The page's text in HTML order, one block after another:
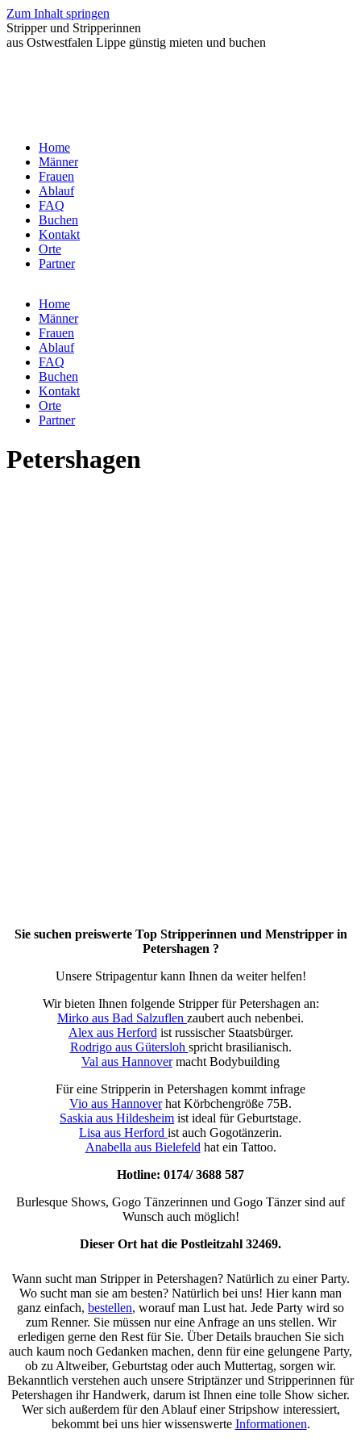
Zum Inhalt springen
Stripper und Stripperinnen
aus Ostwestfalen Lippe günstig mieten und buchen
Home
Männer
Frauen
Ablauf
FAQ
Buchen
Kontakt
Orte
Partner
Home
Männer
Frauen
Ablauf
FAQ
Buchen
Kontakt
Orte
Partner
Petershagen
Sie suchen preiswerte Top Stripperinnen und Menstripper in
Petershagen ?
Unsere Stripagentur kann Ihnen da weiter helfen!
Wir bieten Ihnen folgende Stripper für Petershagen an:
Mirko aus Bad Salzuflen zaubert auch nebenbei.
Alex aus Herford ist russischer Staatsbürger.
Rodrigo aus Gütersloh spricht brasilianisch.
Val aus Hannovermacht Bodybuilding
Für eine Stripperin in Petershagen kommt infrage
Vio aus Hannoverhat Körbchengröße 75B.
Saskia aus Hildesheim ist ideal für Geburtstage.
Lisa aus Herford ist auch Gogotänzerin.
Anabella aus Bielefeld hat ein Tattoo.
Hotline: 0174/ 3688 587
Burlesque Shows, Gogo Tänzerinnen und Gogo Tänzer sind auf
Wunsch auch möglich!
Dieser Ort hat die Postleitzahl 32469.
Wann sucht man Stripper in Petershagen? Natürlich zu einer Party.
Wo sucht man sie am besten? Natürlich bei uns! Hier kann man
ganz einfach, bestellen, worauf man Lust hat. Jede Party wird so
zum Renner. Sie müssen nur eine Anfrage an uns stellen. Wir
erledigen gerne den Rest für Sie. Über Details brauchen Sie sich
auch kaum noch Gedanken machen, denn für eine gelungene Party,
ob zu Altweiber, Geburtstag oder auch Muttertag, sorgen wir.
Bekanntlich verstehen auch unsere Striptänzer und Stripperinnen für
Petershagen ihr Handwerk, darum ist Ihnen eine tolle Show sicher.
Wer sich außerdem für den Ablauf einer Stripshow interessiert,
bekommt bei uns hier wissenswerte Informationen.